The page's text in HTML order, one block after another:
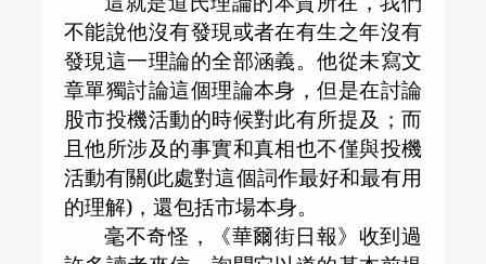
不能說他沒有發現或者在有生之年沒有
發現這一理論的全部涵義。他從未寫文
章單獨討論這個理論本身，但是在討論
股市投機活動的時候對此有所提及；而
且他所涉及的事實和真相也不僅與投機
活動有關(此處對這個詞作最好和最有用
的理解) ，還包括市場本身。
毫不奇怪，《華爾街日報》收到過